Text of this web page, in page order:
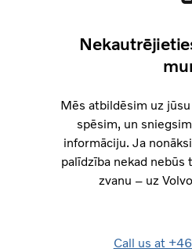
Mēs atbildēsim uz
spēsim, un
informāciju. Ja
palīdzība nekad nebūs
zvanu – uz
Call us at